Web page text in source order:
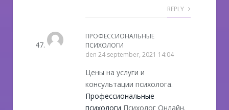
REPLY
ПРОФЕССИОНАЛЬНЫЕ
ПСИХОЛОГИ
den 24 september, 2021 14:04
Цены на услуги и
консультации психолога.
Профессиональные
психологи Психолог Онлайн.